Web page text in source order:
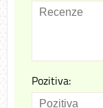
Pozitiva: